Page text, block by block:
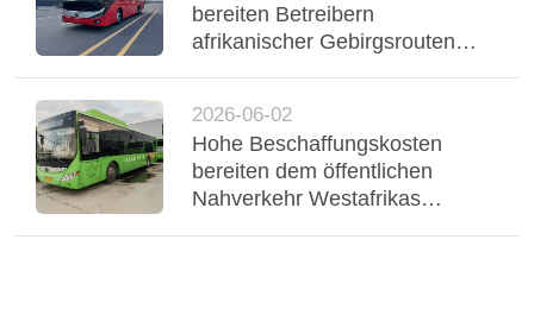
bereiten Betreibern
afrikanischer Gebirgsrouten
Regio
2026-06-02
Hohe Beschaffungskosten
bereiten dem öffentlichen
Nahverkehr Westafrikas